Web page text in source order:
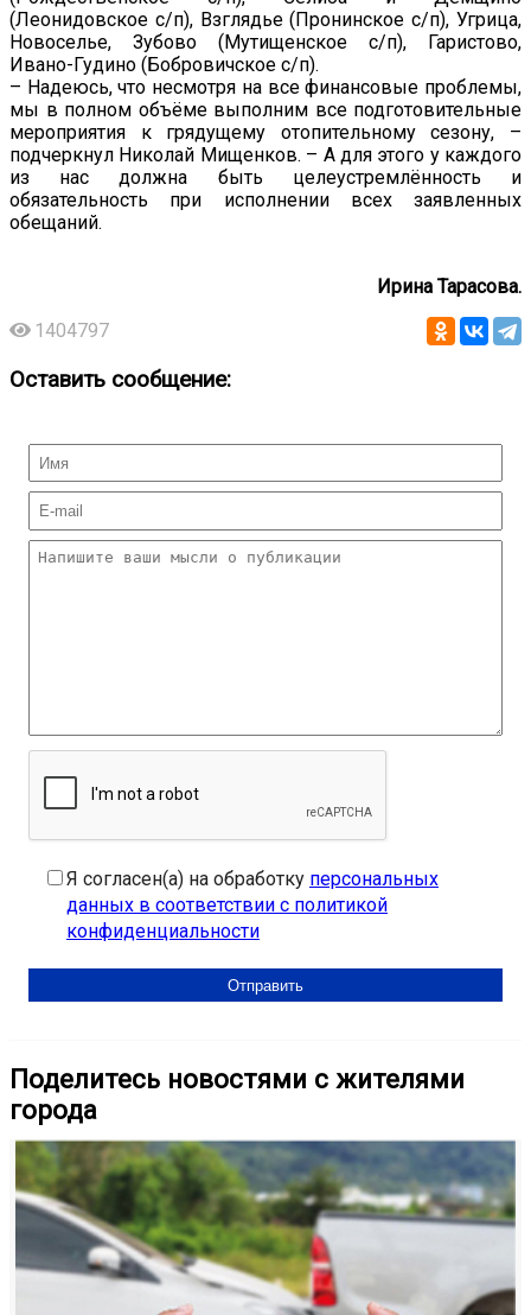
(Леонидовское с/п), Взглядье (Пронинское с/п), Угрица,
Новоселье, Зубово (Мутищенское с/п), Гаристово,
Ивано-Гудино (Бобровичское с/п).
– Надеюсь, что несмотря на все финансовые проблемы,
мы в полном объёме выполним все подготовительные
мероприятия к грядущему отопительному сезону, –
подчеркнул Николай Мищенков. – А для этого у каждого
из нас должна быть целеустремлённость и
обязательность при исполнении всех заявленных
обещаний.
Ирина Тарасова.
1404797
Оставить сообщение:
Я согласен(а) на обработку персональных
данных в соответствии с политикой
конфиденциальности
Поделитесь новостями с жителями
города